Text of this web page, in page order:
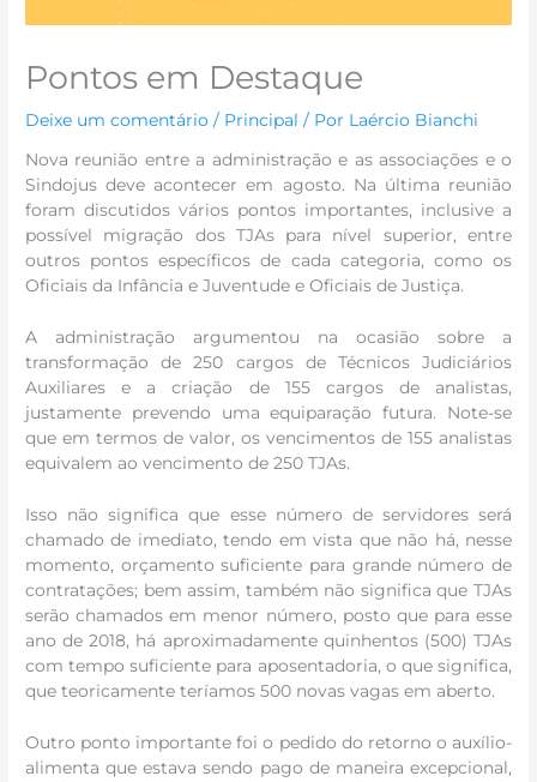
Pontos em Destaque
Deixe um comentário / Principal / Por Laércio Bianchi
Nova reunião entre a administração e as associações e o
Sindojus deve acontecer em agosto. Na última reunião
foram discutidos vários pontos importantes, inclusive a
possível migração dos TJAs para nível superior, entre
outros pontos específicos de cada categoria, como os
Oficiais da Infância e Juventude e Oficiais de Justiça.
A administração argumentou na ocasião sobre a
transformação de 250 cargos de Técnicos Judiciários
Auxiliares e a criação de 155 cargos de analistas,
justamente prevendo uma equiparação futura. Note-se
que em termos de valor, os vencimentos de 155 analistas
equivalem ao vencimento de 250 TJAs.
Isso não significa que esse número de servidores será
chamado de imediato, tendo em vista que não há, nesse
momento, orçamento suficiente para grande número de
contratações; bem assim, também não significa que TJAs
serão chamados em menor número, posto que para esse
ano de 2018, há aproximadamente quinhentos (500) TJAs
com tempo suficiente para aposentadoria, o que significa,
que teoricamente teríamos 500 novas vagas em aberto.
Outro ponto importante foi o pedido do retorno o auxílio-
alimenta que estava sendo pago de maneira excepcional,